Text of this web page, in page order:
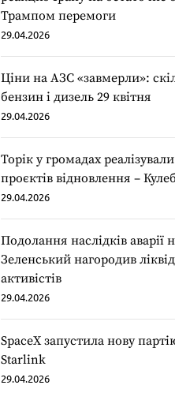
Трампом перемоги
29.04.2026
Ціни на АЗС «завмерли»:
бензин і дизель 29 квітня
29.04.2026
Торік у громадах
проєктів відновлення –
29.04.2026
Подолання наслідків аварії
Зеленський нагородив
активістів
29.04.2026
SpaceX запустила нову
Starlink
29.04.2026